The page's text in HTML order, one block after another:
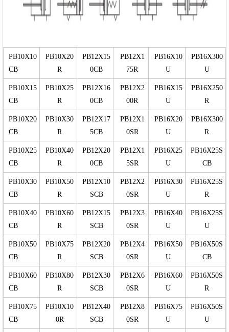
PB10X10
CB
PB10X20
R
PB12X15
0CB
PB12X1
75R
PB16X10
U
PB16X300
U
PB10X15
CB
PB10X25
R
PB12X16
0CB
PB12X2
00R
PB16X15
U
PB16X250
R
PB10X20
CB
PB10X30
R
PB12X17
5CB
PB12X1
0SR
PB16X20
U
PB16X300
R
PB10X25
CB
PB10X40
R
PB12X20
0CB
PB12X1
5SR
PB16X25
U
PB16X25S
CB
PB10X30
CB
PB10X50
R
PB12X10
SCB
PB12X2
0SR
PB16X30
U
PB16X25S
R
PB10X40
CB
PB10X60
R
PB12X15
SCB
PB12X3
0SR
PB16X40
U
PB16X25S
U
PB10X50
CB
PB10X75
R
PB12X20
SCB
PB12X4
0SR
PB16X50
U
PB16X50S
CB
PB10X60
CB
PB10X80
R
PB12X30
SCB
PB12X6
0SR
PB16X60
U
PB16X50S
R
PB10X75
CB
PB10X10
0R
PB12X40
SCB
PB12X8
0SR
PB16X75
U
PB16X50S
U